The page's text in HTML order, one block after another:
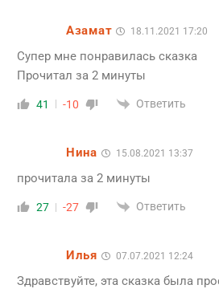
Азамат 18.11.2021 17:20
Супер мне понравилась сказка
Прочитал за 2 минуты
41 -10 Ответить
Нина 15.08.2021 13:37
прочитала за 2 минуты
27 -27 Ответить
Илья 07.07.2021 12:24
Здравствуйте, эта сказка была